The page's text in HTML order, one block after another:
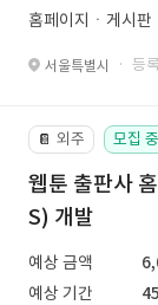
홈페이지ㆍ게시판
서울특별시 · 등
📔 외주 모집 중
웹툰 출판사
S) 개발
예상 금액
예상 기간